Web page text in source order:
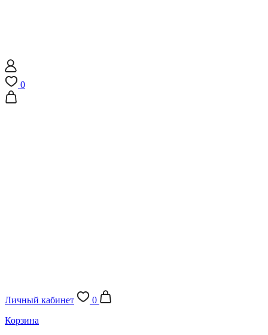
0
Личный кабинет
0
Корзина